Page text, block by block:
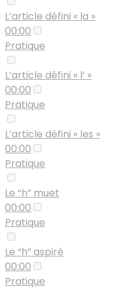
L’article défini « la »
00:00
Pratique
L’article défini « l’ »
00:00
Pratique
L’article défini « les »
00:00
Pratique
Le “h” muet
00:00
Pratique
Le “h” aspiré
00:00
Pratique